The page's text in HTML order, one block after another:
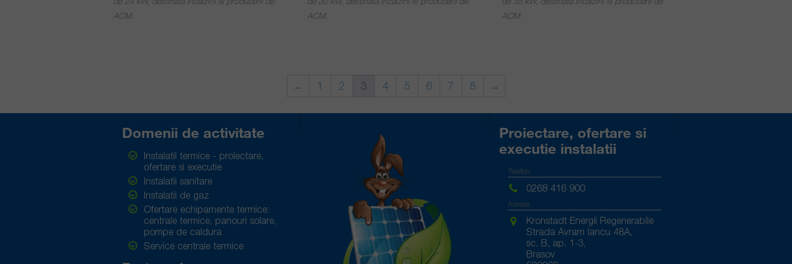
ACM.
ACM.
ACM.
← 1 2 3 4 5 6 7 8 →
Domenii de activitate
Instalatii termice - proiectare,
ofertare si executie
Instalatii sanitare
Instalatii de gaz
Ofertare echipamente termice:
centrale termice, panouri solare,
pompe de caldura
Service centrale termice
Proiectare, ofertare si
executie instalatii
Telefon:
0268 416 900
Adresa:
Kronstadt Energii Regenerabile
Strada Avram Iancu 48A,
sc. B, ap. 1-3,
Brasov